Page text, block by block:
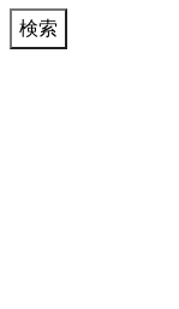
検索